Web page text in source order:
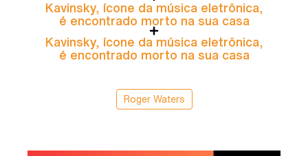
Kavinsky, ícone da música eletrônica,
é encontrado morto na sua casa
Kavinsky, ícone da música eletrônica,
é encontrado morto na sua casa
Roger Waters